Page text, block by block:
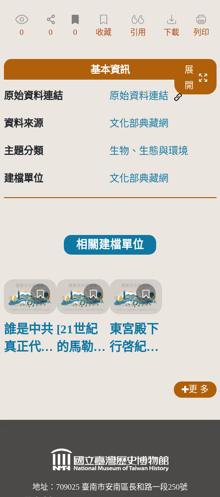
0 0 0 收藏 引用 下載 列印
基本資訊
展
開
原始資料連結 原始資料連結
資料來源 文化部典藏網
主題分類 生物、生態與環境
建檔單位 文化部典藏網
相關建檔單位
誰是中共
真正代言
[21世紀
的馬勒、
的依戀—
勒大地之
歌]【對
世界與生
東宮殿下
行啓紀念
更 多
地址：709025 臺南市安南區長和路一段250號